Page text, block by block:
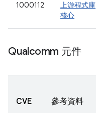
1000112
上游程式庫
核心
Qualcomm 元件
CVE 參考資料